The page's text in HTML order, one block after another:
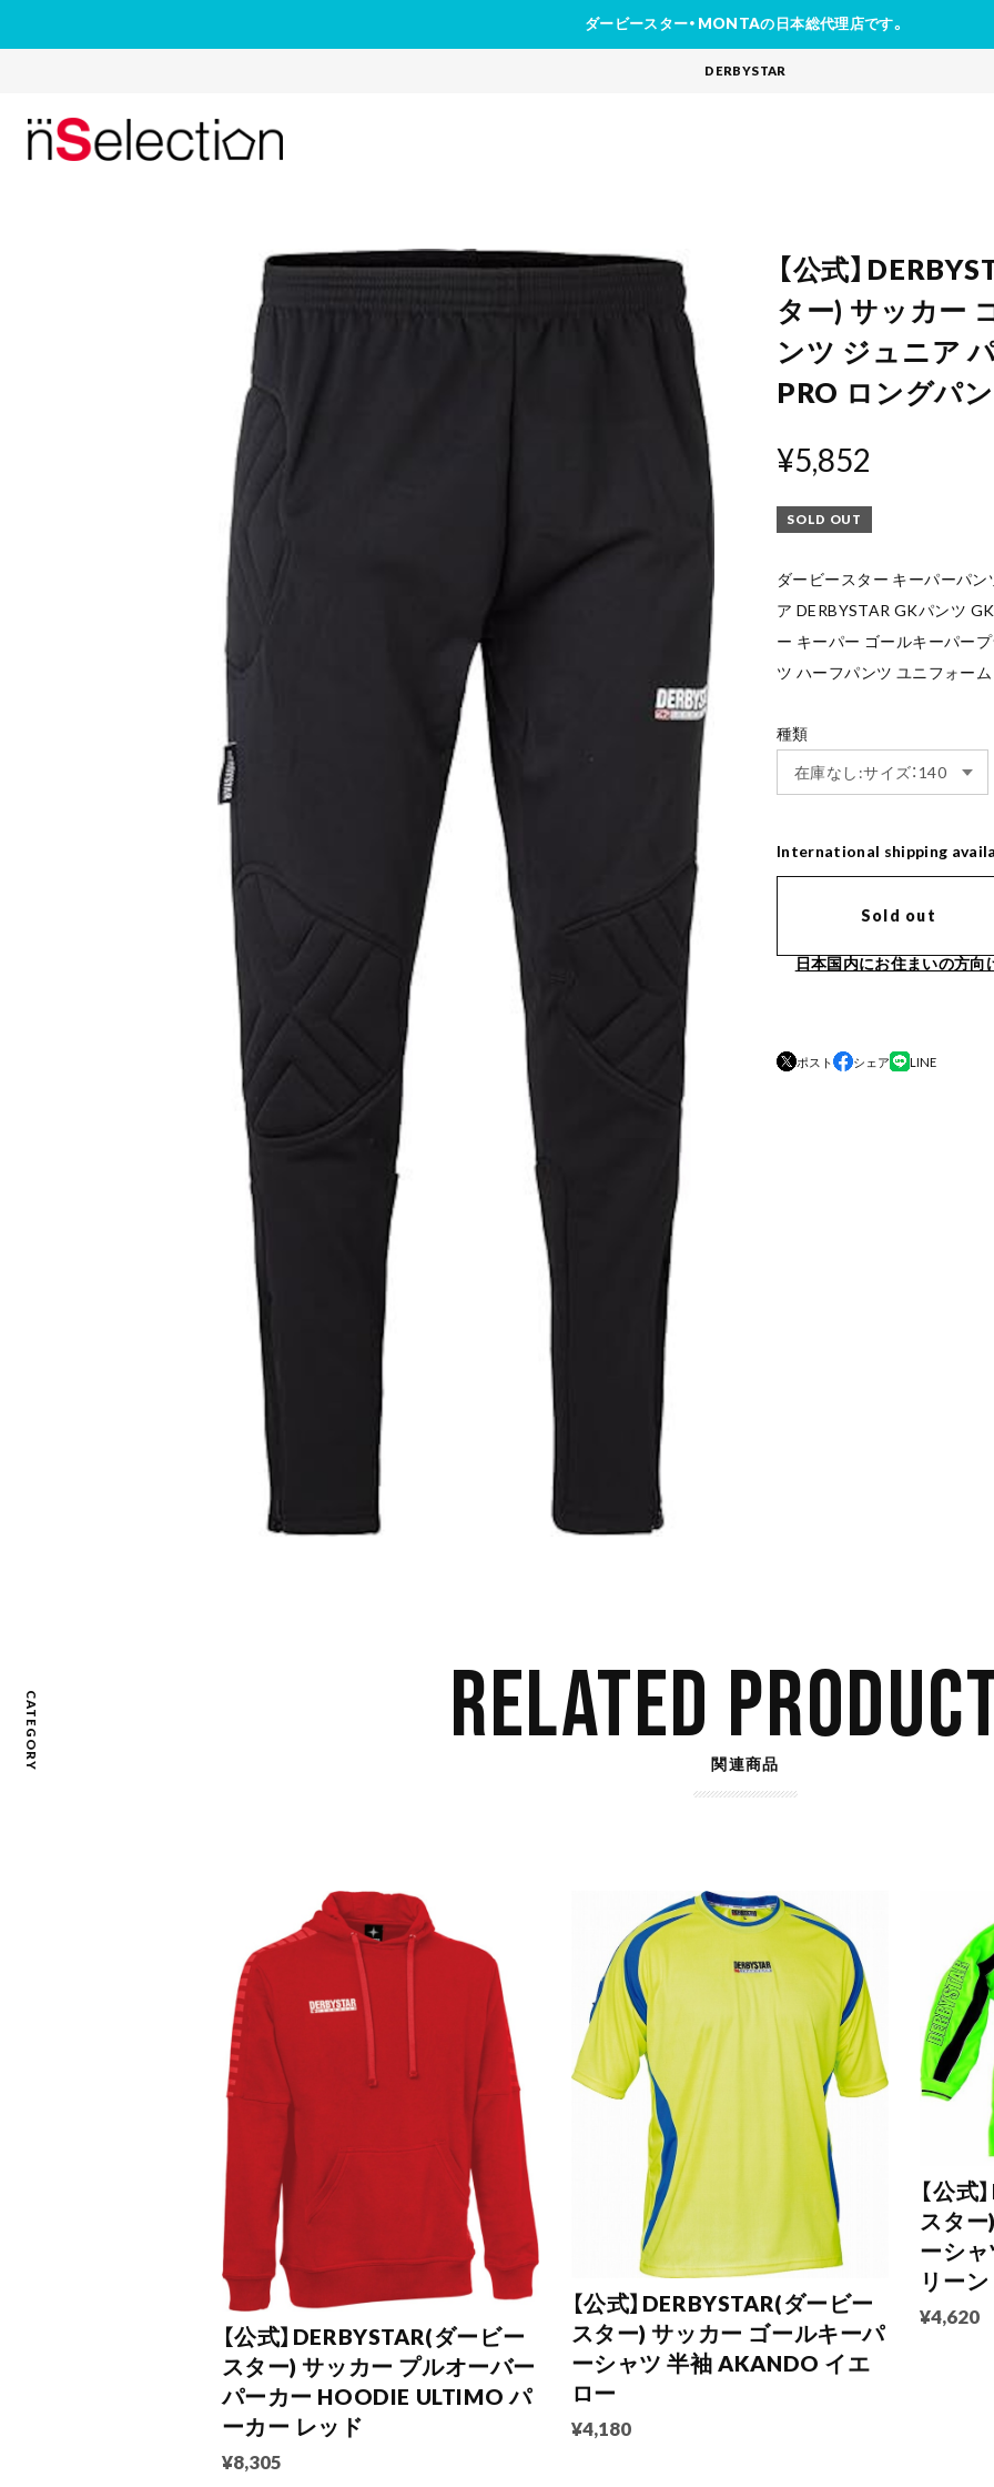
ダービースター・MONTAの日本総代理店です。
DERBYSTAR
CATEGORY
【公式】
ター) サッカー
ンツ ジュニア
PRO ロングパ
¥5,852
SOLD OUT
ダービースター キーパーパ
ア DERBYSTAR GKパンツ
ー キーパー ゴールキーパー
ツ ハーフパンツ ユニフォー
種類
International shipping
Sold out
日本国内にお住まいの方向
ポスト シェア LINE
RELATED
関連商品
【公式】DERBYSTAR(ダービー
スター) サッカー プルオーバー
パーカー HOODIE ULTIMO パ
ーカー レッド
¥8,305
【公式】DERBYSTAR(ダービー
スター) サッカー ゴールキーパ
ーシャツ 半袖 AKANDO イエ
ロー
¥4,180
【公式
スタ
ーシ
リーン
¥4,620